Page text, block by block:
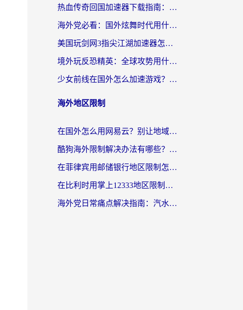
热血传奇回国加速器下载指南：海外玩家如何流畅砍怪不卡顿？
海外党必看：国外炫舞时代用什么加速器比较好？解决延迟卡顿的终极方案
美国玩剑网3指尖江湖加速器怎么选？海外党亲测避坑指南
境外玩反恐精英：全球攻势用什么加速器？2026海外玩家亲测实用指南
少女前线在国外怎么加速游戏？海外玩家必看的国服游戏畅玩指南
海外地区限制
在国外怎么用网易云？别让地域限制断了你的中文歌单——附听书社交定位解决方案
酷狗海外限制解决办法有哪些？留学生亲测有效的回国加速指南
在菲律宾用邮储银行地区限制怎么办？海外华人必看的回国加速解决方案
在比利时用掌上12333地区限制怎么办？海外华人亲测有效的回国加速方案
海外党日常痛点解决指南：汽水有些音乐在国外无法播放怎么办？